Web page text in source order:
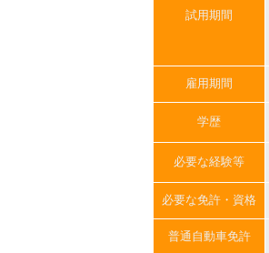
試用期間
雇用期間
学歴
必要な経験等
必要な免許・資格
普通自動車免許